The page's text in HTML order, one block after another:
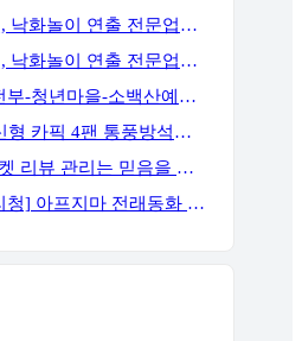
불꽃놀이, 낙화놀이 연출 전문업체 세홍SFC 입니다
불꽃놀이, 낙화놀이 연출 전문업체 세홍SFC 입니다
[행정안전부-청년마을-소백산예술촌] 무료 주말 기획자 과정
2026년 신형 카픽 4팬 통풍방석｜차량·가정 겸용 자동 착석감지 통풍방석
✨오픈마켓 리뷰 관리는 믿음을 주는 곳에서 진행해야 합니다✨
[질병관리청] 아프지마 전래동화 혹부리영감 이벤트